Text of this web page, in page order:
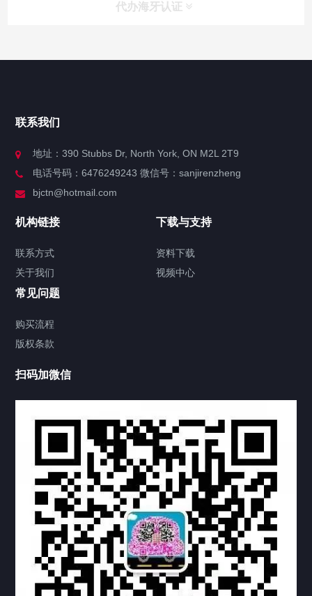
代办海牙认证
服务分类
签署类文件海牙认证程序费用
视频中心
热门标签 TAG
机构链接
联系方式 关于我们
下载与支持
资料下载 视频中心
常见问题
购买流程 版权条款
联系我们
地址：390 Stubbs Dr, North York, ON M2L 2T9
电话号码：6476249243 微信号：sanjirenzheng
bjctn@hotmail.com
机构链接
联系方式
关于我们
下载与支持
资料下载
视频中心
常见问题
购买流程
版权条款
扫码加微信